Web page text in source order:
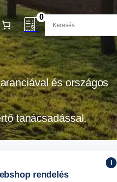
0
és országos
tanácsadással.
i
rendelés